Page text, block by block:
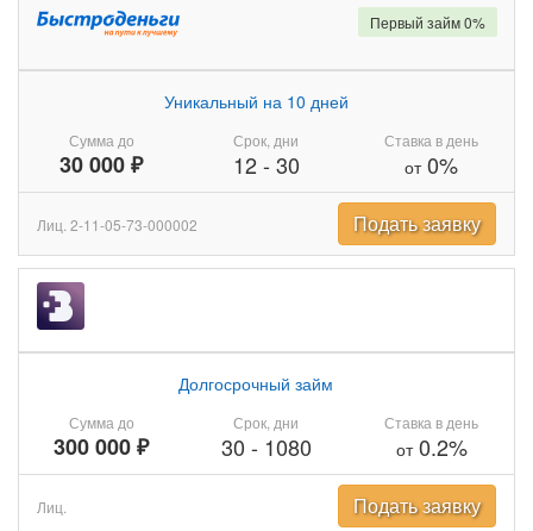
Сумма до
30 000 ₽
Уникальный на 10 дней
Срок, дни
12- 30
Ставка в день
от0%
Первый займ 0%
Лиц. 2-11-05-73-000002 Подать заявку
Сумма до
300 000 ₽
Долгосрочный займ
Срок, дни
30 - 1080
Ставка в день
от0.2%
Лиц. Подать заявку